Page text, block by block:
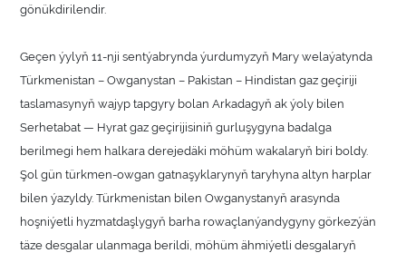
gönükdirilendir.
Geçen ýylyň 11-nji sentýabrynda ýurdumyzyň Mary welaýatynda
Türkmenistan – Owganystan – Pakistan – Hindistan gaz geçiriji
taslamasynyň wajyp tapgyry bolan Arkadagyň ak ýoly bilen
Serhetabat — Hyrat gaz geçirijisiniň gurluşygyna badalga
berilmegi hem halkara derejedäki möhüm wakalaryň biri boldy.
Şol gün türkmen-owgan gatnaşyklarynyň taryhyna altyn harplar
bilen ýazyldy. Türkmenistan bilen Owganystanyň arasynda
hoşniýetli hyzmatdaşlygyň barha rowaçlanýandygyny görkezýän
täze desgalar ulanmaga berildi, möhüm ähmiýetli desgalaryň